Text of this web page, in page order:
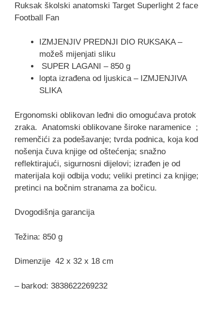
Ruksak školski anatomski Target Superlight 2 face
Football Fan
IZMJENJIV PREDNJI DIO RUKSAKA –
možeš mijenjati sliku
SUPER LAGANI – 850 g
lopta izrađena od ljuskica – IZMJENJIVA
SLIKA
Ergonomski oblikovan leđni dio omogućava protok
zraka. Anatomski oblikovane široke naramenice ;
remenčići za podešavanje; tvrda podnica, koja kod
nošenja čuva knjige od oštećenja; snažno
reflektirajući, sigurnosni dijelovi; izrađen je od
materijala koji odbija vodu; veliki pretinci za knjige;
pretinci na bočnim stranama za bočicu.
Dvogodišnja garancija
Težina: 850 g
Dimenzije 42 x 32 x 18 cm
– barkod: 3838622269232